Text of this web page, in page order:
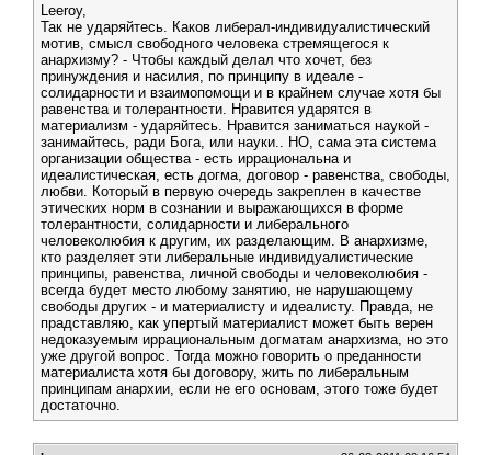
Leeroy,
Так не ударяйтесь. Каков либерал-индивидуалистический
мотив, смысл свободного человека стремящегося к
анархизму? - Чтобы каждый делал что хочет, без
принуждения и насилия, по принципу в идеале -
солидарности и взаимопомощи и в крайнем случае хотя бы
равенства и толерантности. Нравится ударятся в
материализм - ударяйтесь. Нравится заниматься наукой -
занимайтесь, ради Бога, или науки.. НО, сама эта система
организации общества - есть иррациональна и
идеалистическая, есть догма, договор - равенства, свободы,
любви. Который в первую очередь закреплен в качестве
этических норм в сознании и выражающихся в форме
толерантности, солидарности и либерального
человеколюбия к другим, их разделающим. В анархизме,
кто разделяет эти либеральные индивидуалистические
принципы, равенства, личной свободы и человеколюбия -
всегда будет место любому занятию, не нарушающему
свободы других - и материалисту и идеалисту. Правда, не
прадставляю, как упертый материалист может быть верен
недоказуемым иррациональным догматам анархизма, но это
уже другой вопрос. Тогда можно говорить о преданности
материалиста хотя бы договору, жить по либеральным
принципам анархии, если не его основам, этого тоже будет
достаточно.